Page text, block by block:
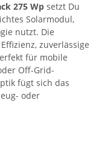
275 Wp setzt Du
Solarmodul,
nutzt. Die
zuverlässige
für mobile
Off-Grid-
fügt sich das
oder